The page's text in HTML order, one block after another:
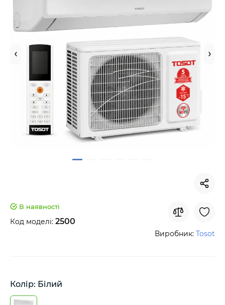
В наявності
Код моделі: 2500
Виробник: Tosot
Колір: Білий